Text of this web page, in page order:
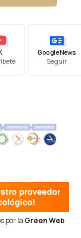
Google News
Seguir
por la Green Web